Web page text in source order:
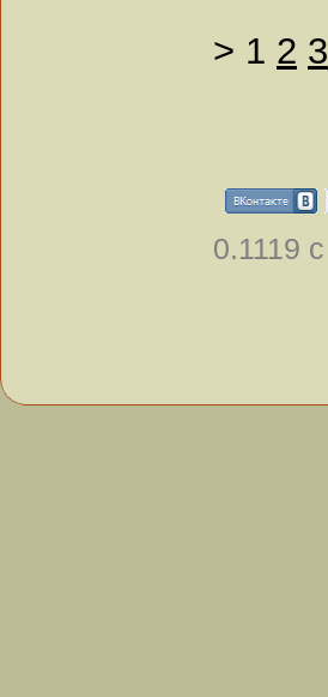
> 1 2 3
0.1119 с